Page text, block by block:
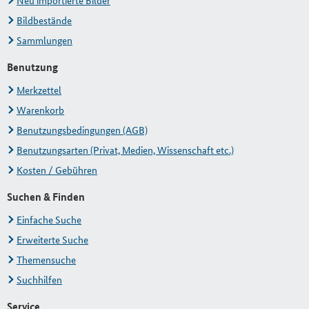
Bildbestände
Sammlungen
Benutzung
Merkzettel
Warenkorb
Benutzungsbedingungen (AGB)
Benutzungsarten (Privat, Medien, Wissenschaft etc.)
Kosten / Gebühren
Suchen & Finden
Einfache Suche
Erweiterte Suche
Themensuche
Suchhilfen